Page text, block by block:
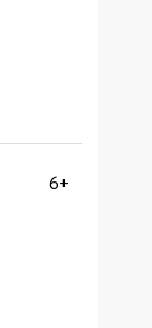
6+